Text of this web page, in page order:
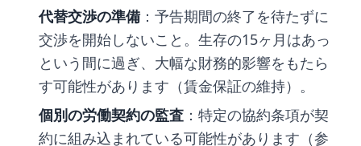
代替交渉の準備：予告期間の終了を待たずに
交渉を開始しないこと。生存の15ヶ月はあっ
という間に過ぎ、大幅な財務的影響をもたら
す可能性があります（賃金保証の維持）。
個別の労働契約の監査 ：特定の協約条項が契
約に組み込まれている可能性があります（参